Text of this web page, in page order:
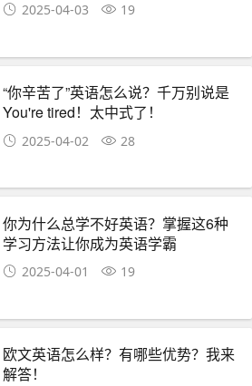
2025-04-03 19
“你辛苦了”英语怎么说？千万别说是
You're tired！太中式了！
2025-04-02 28
你为什么总学不好英语？掌握这6种
学习方法让你成为英语学霸
2025-04-01 19
欧文英语怎么样？有哪些优势？我来
解答！